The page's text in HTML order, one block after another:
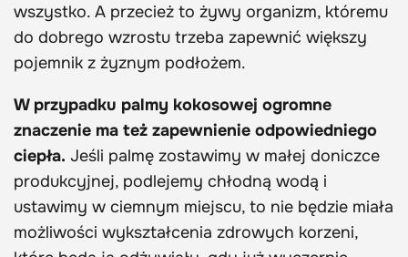
wszystko. A przecież to żywy organizm, któremu
do dobrego wzrostu trzeba zapewnić większy
pojemnik z żyznym podłożem.
W przypadku palmy kokosowej ogromne
znaczenie ma też zapewnienie odpowiedniego
ciepła. Jeśli palmę zostawimy w małej doniczce
produkcyjnej, podlejemy chłodną wodą i
ustawimy w ciemnym miejscu, to nie będzie miała
możliwości wykształcenia zdrowych korzeni,